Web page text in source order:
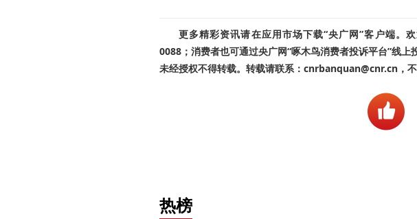
更多精彩资讯请在应用市场下载“央广网”客户端。
0088；消费者也可通过央广网“啄木鸟消费者投诉平台”线上
未经授权不得转载。转载请联系：cnrbanquan@cnr.cn，不
热榜